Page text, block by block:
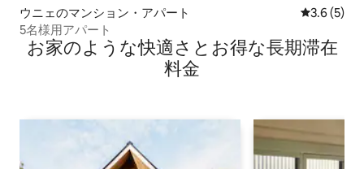
ウニェのマンション・アパート レビュー5
3.6 (5)
5名様用アパート
お家のような快⁠適⁠さ⁠とお⁠得⁠な長⁠期⁠滞⁠在
料⁠金